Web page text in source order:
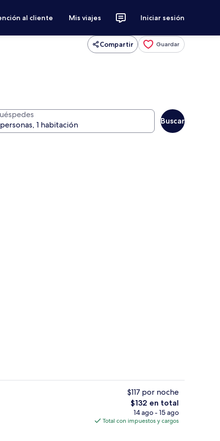
al cliente Mis viajes Iniciar sesión
Compartir Guardar
Buscar
Lobby lounge
$117 por noche
El
precio
total
$132 en total
14 ago - 15 ago
Total con impuestos y cargos